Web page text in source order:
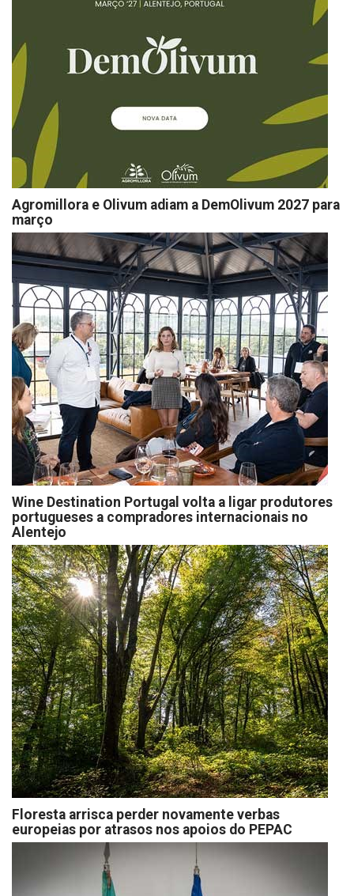
Agromillora e Olivum adiam a DemOlivum 2027 para
março
Wine Destination Portugal volta a ligar produtores
portugueses a compradores internacionais no
Alentejo
Floresta arrisca perder novamente verbas
europeias por atrasos nos apoios do PEPAC